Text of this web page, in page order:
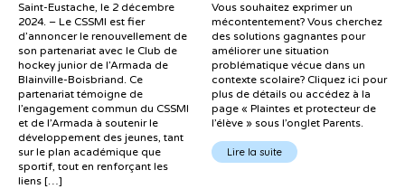
Saint-Eustache, le 2 décembre
2024. – Le CSSMI est fier
d’annoncer le renouvellement de
son partenariat avec le Club de
hockey junior de l’Armada de
Blainville-Boisbriand. Ce
partenariat témoigne de
l’engagement commun du CSSMI
et de l’Armada à soutenir le
développement des jeunes, tant
sur le plan académique que
sportif, tout en renforçant les
liens […]
Vous souhaitez exprimer un
mécontentement? Vous cherchez
des solutions gagnantes pour
améliorer une situation
problématique vécue dans un
contexte scolaire? Cliquez ici pour
plus de détails ou accédez à la
page « Plaintes et protecteur de
l’élève » sous l’onglet Parents.
Lire la suite